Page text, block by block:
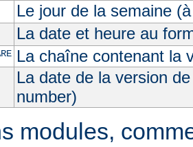
Le jour de la semaine
La date et heure au
La chaîne contenant la
La date de la version
number)
modules,